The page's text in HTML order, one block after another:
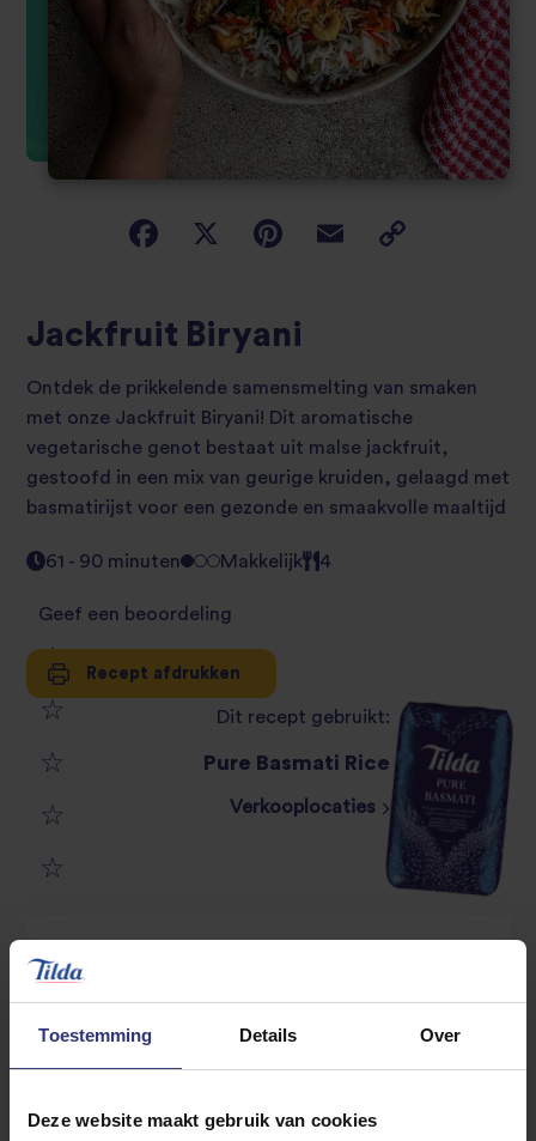
Toestemming Details Over
Deze website maakt gebruik van cookies
Jackfruit Biryani
Ontdek de prikkelende samensmelting van smaken
met onze Jackfruit Biryani! Dit aromatische
vegetarische genot bestaat uit malse jackfruit,
gestoofd in een mix van geurige kruiden, gelaagd met
basmatirijst voor een gezonde en smaakvolle maaltijd
61 - 90 minuten Makkelijk 4
Geef een beoordeling
1
review
star
review
Recept afdrukken
Dit recept gebruikt:
Pure Basmati Rice
Verkooplocaties
Bereidingswijze Ingrediënten